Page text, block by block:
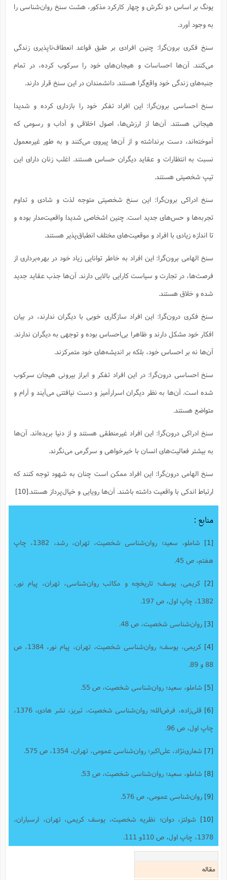
یونگ بر اساس دو نگرش و چهار کارکرد مذکور، هشت سنخ روان‌شناسی را
به وجود آورد.
سنخ فکری برون‌گرا: چنین افرادی بر طبق قواعد انعطاف‌ناپذیری زندگی
می‌کنند. آن‌ها احساسات و هیجان‌های خود را سرکوب کرده، در تمام
جنبه‌های زندگی خود واقع‌گرا هستند. دانشمندان در این سنخ قرار دارند.
سنخ احساسی برون‌گرا: این افراد تفکر خود را بازداری کرده و شدیدا
هیجانی هستند. آن‌ها از ارزش‌ها، اصول اخلاقی و آداب و رسومی که
آموخته‌اند، دست برنداشته و از آن‌ها پیروی می‌کنند و به طور غیرمعمول
نسبت به انتظارات و عقاید دیگران حساس هستند. اغلب زنان دارای این
تیپ شخصیتی هستند.
سنخ ادراکی برون‌گرا: این سنخ شخصیتی متوجه لذت و شادی و تداوم
تجربه‌ها و حس‌های جدید است. چنین اشخاصی شدیدا واقعیت‌مدار بوده و
تا اندازه زیادی با افراد و موقعیت‌های مختلف انطباق‌پذیر هستند.
سنخ الهامی برون‌گرا: این افراد به خاطر توانایی زیاد خود در بهره‌برداری از
فرصت‌ها، در تجارت و سیاست کارایی بالایی دارند. آن‌ها جذب عقاید جدید
شده و خلاق هستند.
سنخ فکری درون‌گرا: این افراد سازگاری خوبی با دیگران ندارند، در بیان
افکار خود مشکل دارند و ظاهرا بی‌احساس بوده و توجهی به دیگران ندارند.
آن‌ها نه بر احساس خود، بلکه بر اندیشه‌های خود متمرکزند.
سنخ احساسی درون‌گرا: در این افراد تفکر و ابراز بیرونی هیجان سرکوب
شده است. آن‌ها به نظر دیگران اسرارآمیز و دست نیافتنی می‌آیند و آرام و
متواضع هستند.
سنخ ادراکی درون‌گرا: این افراد غیرمنطقی هستند و از دنیا بریده‌اند. آن‌ها
به بیشتر فعالیت‌های انسان با خیرخواهی و سرگرمی می‌نگرند.
سنخ الهامی درون‌گرا: این افراد ممکن است چنان به شهود توجه کنند که
ارتباط اندکی با واقعیت داشته باشند. آن‌ها رویایی و خیال‌پرداز هستند.[10]
منابع :
شاملو، سعید؛ روان‌شناسی شخصیت، تهران، رشد، 1382، چاپ
هفتم، ص 45.
کریمی، یوسف؛ تاریخچه و مکاتب روان‌شناسی، تهران، پیام نور،
1382، چاپ اول، ص 197.
روان‌شناسی شخصیت، ص 48.
کریمی، یوسف؛ روان‌شناسی شخصیت، تهران، پیام نور، 1384، ص
88 و 89.
شاملو، سعید؛ روان‌شناسی شخصیت، ص 55.
قلی‌زاده، فرض‌الله؛ روان‌شناسی شخصیت، تبریز، نشر هادی، 1376،
چاپ اول، ص 96.
شعاری‌نژاد، علی‌اکبر؛ روان‌شناسی عمومی، تهران، 1354، ص 575.
شاملو، سعید؛ روان‌شناسی شخصیت، ص 53.
روان‌شناسی عمومی، ص 576.
شولتز، دوان؛ نظریه شخصیت، یوسف کریمی، تهران، ارسباران،
1378، چاپ اول، ص 110و 111.
مقاله